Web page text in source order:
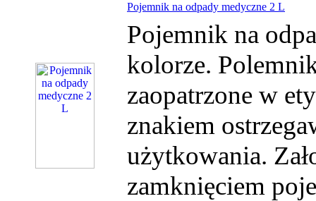
Pojemnik na odpady medyczne 2 L
Pojemnik na
kolorze.
zaopatrzone w
znakiem
użytkowania.
zamknięciem